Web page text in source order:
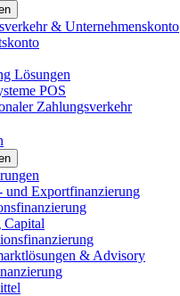
& Unternehmenskonto
Lösungen
POS
Zahlungsverkehr
und Exportfinanzierung
Capital
& Advisory